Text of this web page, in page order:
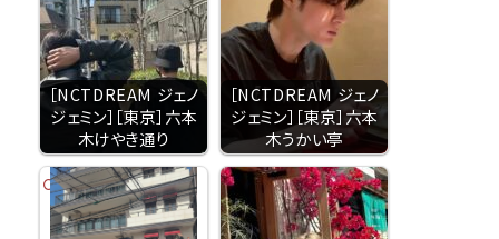
［NCTDREAM ジェノ
ジェミン］［東京］六本
木けやき通り
［NCTDREAM ジェノ
ジェミン］［東京］六本
木うかい亭